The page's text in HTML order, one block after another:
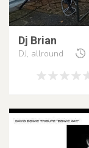
Dj Brian
DJ, allround